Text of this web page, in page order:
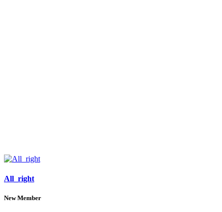
All_right
New Member